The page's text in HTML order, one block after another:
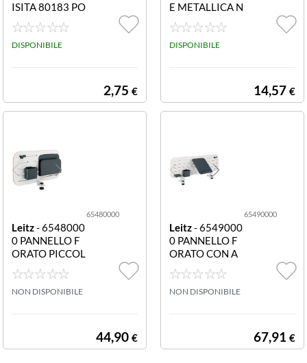
ISITA 80183 PO
RTABIGLIETTI
DA VISITA
DISPONIBILE
2,75 €
E METALLICA N
ERO CF4 ACCE
SSORI 1424-N
SET SCRIVANIA
DISPONIBILE
14,57 €
65480000
Leitz- 6548000
0 PANNELLO F
ORATO PICCOL
O 6548-00-00 P
ANNELLO FOR
ATO PICCOLO
NON DISPONIBILE
44,90 €
65490000
Leitz- 6549000
0 PANNELLO F
ORATO CON A
CCESSORI 654
9-00-00 PANNE
LLO FORATO C
NON DISPONIBILE
67,91 €